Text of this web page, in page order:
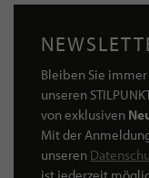
Bleiben Sie immer
unseren
von exklusiven
Mit der
unseren